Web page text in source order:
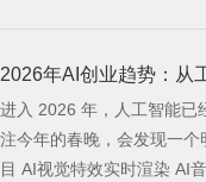
来越多人
2026年AI创业趋势：从
进入 2026 年，人工智能已经不
注今年的春晚，会发现一个明显变化： AI生成主持
目 AI视觉特效实时渲染 AI音乐与内容创作 人工智能正在从幕后走到台